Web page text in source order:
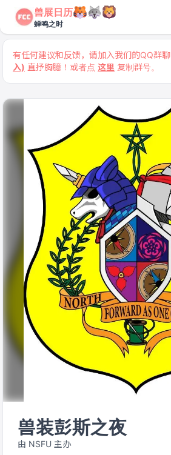
兽展日历
蝉鸣之时
有任何建议和反馈，请加入我们的QQ群聊
入) 直抒胸臆！或者点 这里 复制群号。
兽装彭斯之夜
由 NSFU 主办